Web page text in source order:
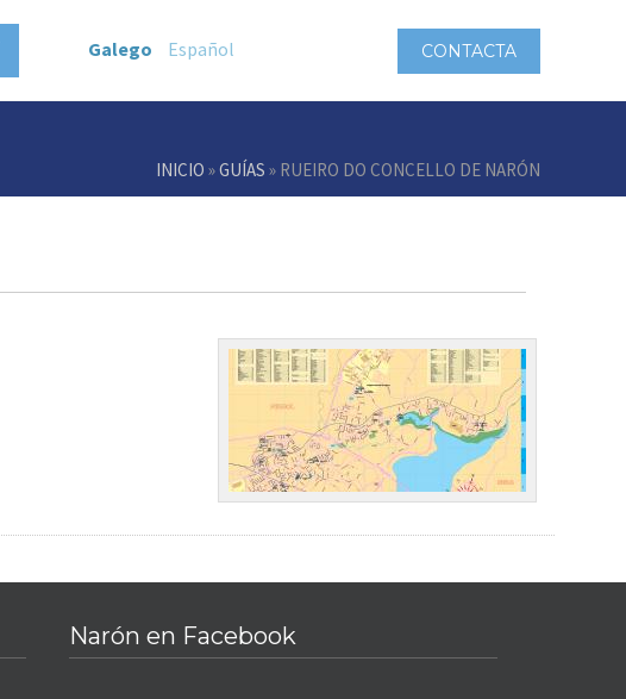
CONTACTA
Galego Español
INICIO »GUÍAS » RUEIRO DO CONCELLO DE NARÓN
Narón en Facebook